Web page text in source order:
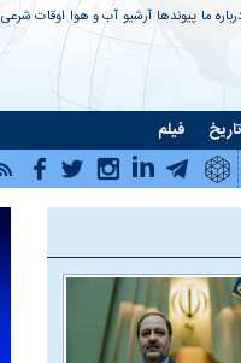
ما پیوندها آرشیو آب و هوا اوقات شرعی
تاریخ فیلم